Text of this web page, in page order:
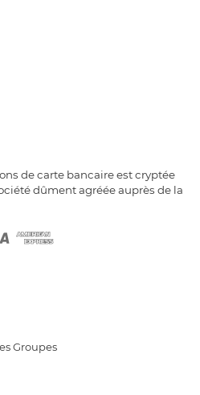
de carte bancaire est cryptée
dûment agréée auprès de la
Groupes